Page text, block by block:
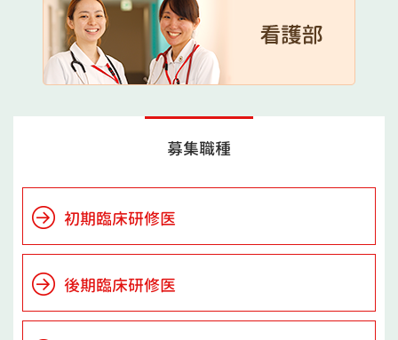
募集職種
初期臨床研修医
後期臨床研修医